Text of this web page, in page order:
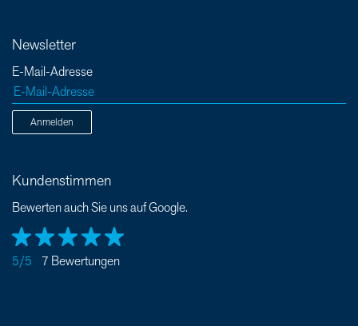
Newsletter
E-Mail-Adresse
Anmelden
Kundenstimmen
Bewerten auch Sie uns auf Google.
5/5 7 Bewertungen